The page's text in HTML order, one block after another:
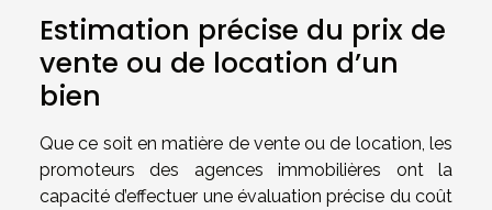
Estimation précise du prix de
vente ou de location d’un
bien
Que ce soit en matière de vente ou de location, les
promoteurs des agences immobilières ont la
capacité d’effectuer une évaluation précise du coût